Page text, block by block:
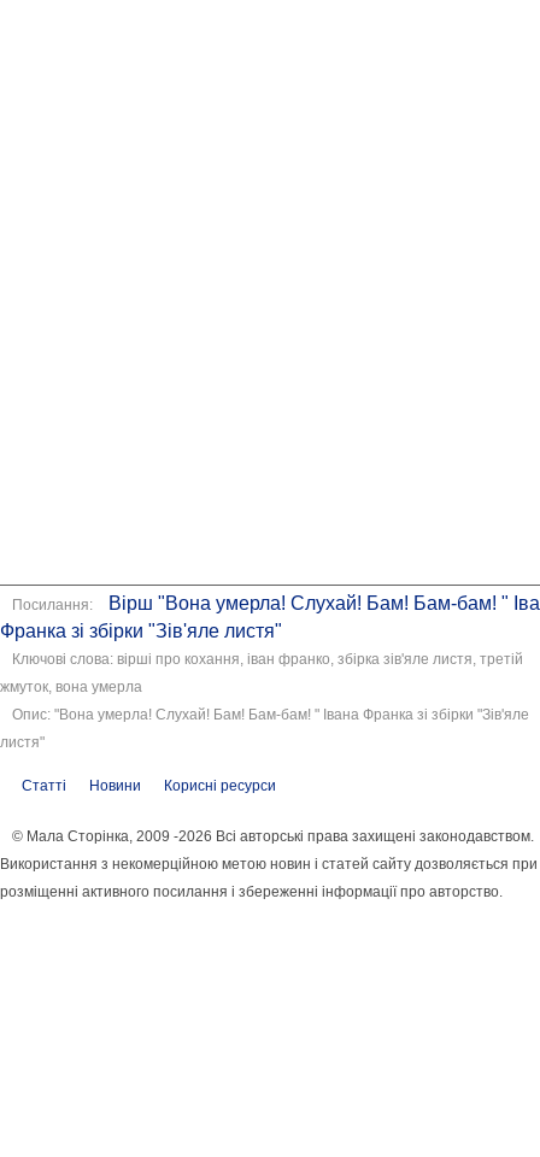
Посилання:
Вірш "Вона умерла! Слухай! Бам! Бам-бам! "
Франка зі збірки "Зів'яле листя"
Ключові слова: вірші про кохання, іван франко, збірка зів'яле листя, третій
жмуток, вона умерла
Опис: "Вона умерла! Слухай! Бам! Бам-бам! " Івана Франка зі збірки "Зів'яле
листя"
Статті Новини Корисні ресурси
© Мала Сторінка, 2009 -2026 Всі авторські права захищені законодавством.
Використання з некомерційною метою новин і статей сайту дозволяється при
розміщенні активного посилання і збереженні інформації про авторство.